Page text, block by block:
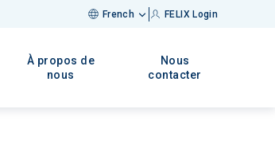
French FELIX Login
À propos de
nous
Nous
contacter